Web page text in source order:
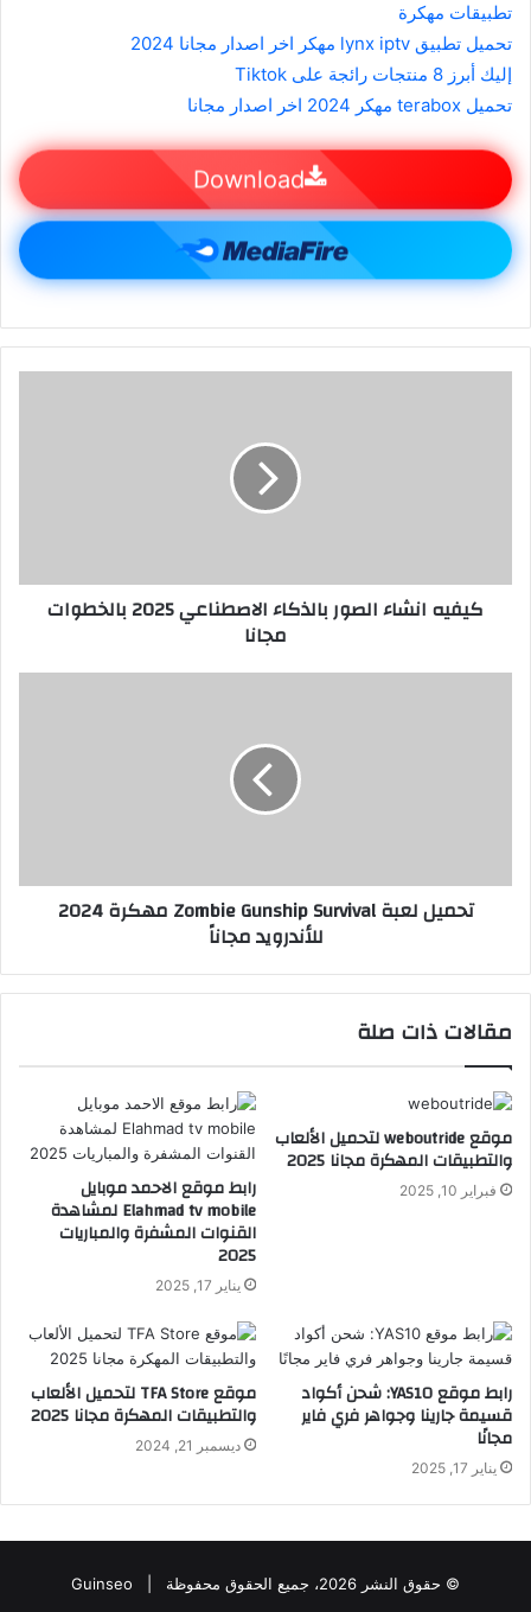
تطبيقات مهكرة
تحميل تطبيق lynx iptv مهكر اخر اصدار مجانا 2024
إليك أبرز 8 منتجات رائجة على Tiktok
تحميل terabox مهكر 2024 اخر اصدار مجانا
Download
كيفيه انشاء الصور بالذكاء الاصطناعي 2025 بالخطوات
مجانا
تحميل لعبة Zombie Gunship Survival مهكرة 2024
للأندرويد مجاناً
مقالات ذات صلة
موقع weboutride لتحميل الألعاب
والتطبيقات المهكرة مجانا 2025
فبراير 10, 2025 رابط موقع الاحمد موبايل
Elahmad tv mobile لمشاهدة
القنوات المشفرة والمباريات
2025
يناير 17, 2025
رابط موقع YAS10: شحن أكواد
قسيمة جارينا وجواهر فري فاير
مجانًا
يناير 17, 2025
موقع TFA Store لتحميل الألعاب
والتطبيقات المهكرة مجانا 2025
ديسمبر 21, 2024
© حقوق النشر 2026، جميع الحقوق محفوظة | Guinseo